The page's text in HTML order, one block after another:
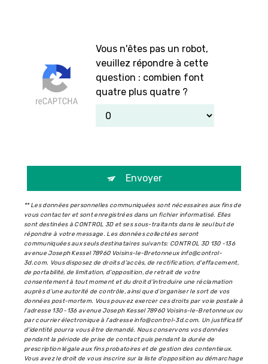
Vous n'êtes pas un robot,
veuillez répondre à cette
question : combien font
quatre plus quatre ?
Envoyer
** Les données personnelles communiquées sont nécessaires aux fins de
vous contacter et sont enregistrées dans un fichier informatisé. Elles
sont destinées à CONTROL 3D et ses sous-traitants dans le seul but de
répondre à votre message. Les données collectées seront
communiquées aux seuls destinataires suivants: CONTROL 3D 130 -136
avenue Joseph Kessel 78960 Voisins-le-Bretonneux info@control-
3d.com. Vous disposez de droits d’accès, de rectification, d’effacement,
de portabilité, de limitation, d’opposition, de retrait de votre
consentement à tout moment et du droit d’introduire une réclamation
auprès d’une autorité de contrôle, ainsi que d’organiser le sort de vos
données post-mortem. Vous pouvez exercer ces droits par voie postale à
l'adresse 130 -136 avenue Joseph Kessel 78960 Voisins-le-Bretonneux ou
par courrier électronique à l'adresse info@control-3d.com. Un justificatif
d'identité pourra vous être demandé. Nous conservons vos données
pendant la période de prise de contact puis pendant la durée de
prescription légale aux fins probatoires et de gestion des contentieux.
Vous avez le droit de vous inscrire sur la liste d'opposition au démarchage